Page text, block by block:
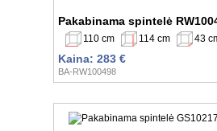
Pakabinama spintelė
110 cm 114 cm 43
Kaina: 283 €
BA-RW100498